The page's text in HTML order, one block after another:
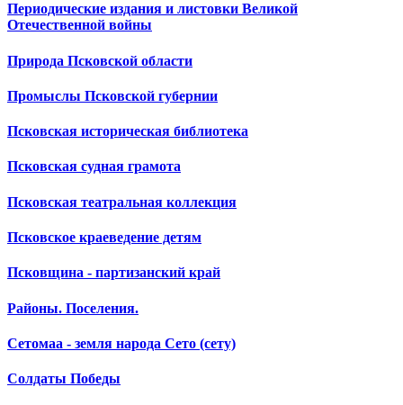
Периодические издания и листовки Великой
Отечественной войны
Природа Псковской области
Промыслы Псковской губернии
Псковская историческая библиотека
Псковская судная грамота
Псковская театральная коллекция
Псковское краеведение детям
Псковщина - партизанский край
Районы. Поселения.
Сетомаа - земля народа Сето (сету)
Солдаты Победы